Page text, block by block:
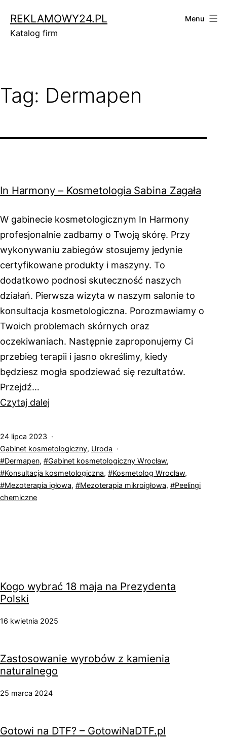
do
treści
REKLAMOWY24.PL
Katalog firm
Menu
Tag: Dermapen
In Harmony – Kosmetologia Sabina Zagała
W gabinecie kosmetologicznym In Harmony
profesjonalnie zadbamy o Twoją skórę. Przy
wykonywaniu zabiegów stosujemy jedynie
certyfikowane produkty i maszyny. To
dodatkowo podnosi skuteczność naszych
działań. Pierwsza wizyta w naszym salonie to
konsultacja kosmetologiczna. Porozmawiamy o
Twoich problemach skórnych oraz
oczekiwaniach. Następnie zaproponujemy Ci
przebieg terapii i jasno określimy, kiedy
będziesz mogła spodziewać się rezultatów.
Przejdź…
Czytaj dalej
Kosmetologia
Sabina
Zagała
Opublikowano
24 lipca 2023
Umieszczono
w
kategoriach:
Gabinet kosmetologiczny, Uroda
Tagi
Dermapen, Gabinet kosmetologiczny Wrocław,
Konsultacja kosmetologiczna, Kosmetolog Wrocław,
Mezoterapia igłowa, Mezoterapia mikroigłowa,
Peelingi
chemiczne
Kogo wybrać 18 maja na Prezydenta
Polski
16 kwietnia 2025
Zastosowanie wyrobów z kamienia
naturalnego
25 marca 2024
Gotowi na DTF? – GotowiNaDTF.pl